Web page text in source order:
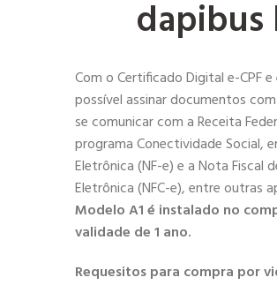
dapibus
Com o Certificado Digital e-CPF e
possível assinar documentos
se comunicar com a Receita
programa Conectividade Social,
Eletrônica (NF-e) e a Nota Fiscal
Eletrônica (NFC-e), entre outras
Modelo A1 é instalado no
validade de 1 ano.
Requesitos para compra por